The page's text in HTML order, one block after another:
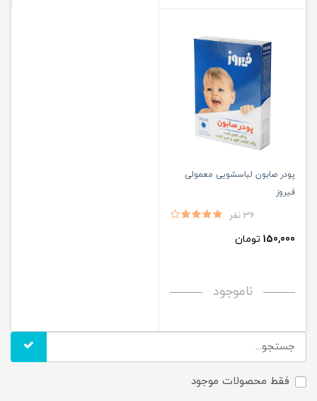
پودر صابون لباسشویی معمولی
فیروز
36 نفر
150,000 تومان
ناموجود
فقط محصولات موجود